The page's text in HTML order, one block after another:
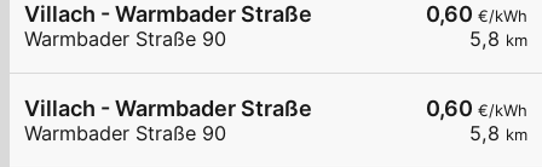
0,60 €/kWh
5,8 km
Villach - Warmbader Straße
Warmbader Straße 90
0,60 €/kWh
5,8 km
Villach - Warmbader Straße
Warmbader Straße 90